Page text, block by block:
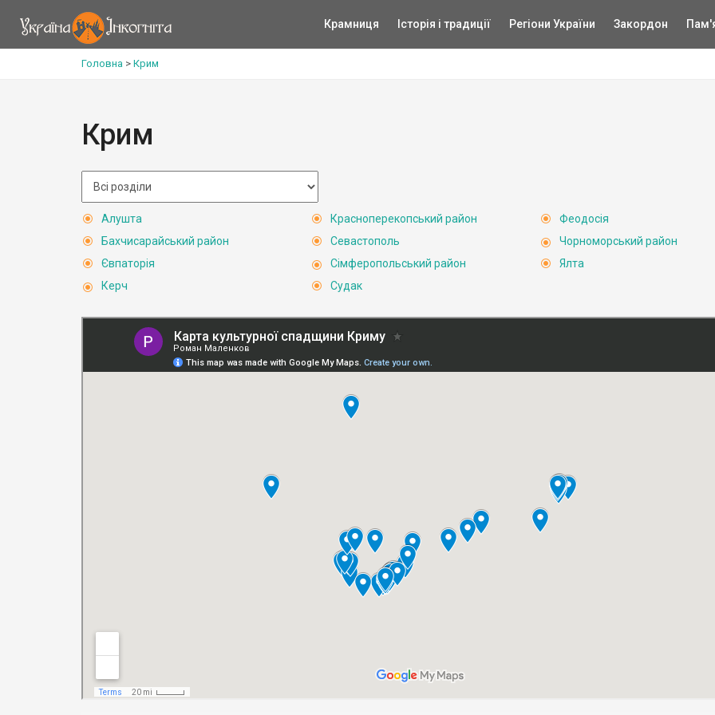
Крамниця Історія і традиції Регіони України Закордон
Головна > Крим
Крим
Алушта
Бахчисарайський район
Євпаторія
Керч
Красноперекопський район
Севастополь
Сімферопольський район
Судак
Феодосія
Чорноморський район
Ялта